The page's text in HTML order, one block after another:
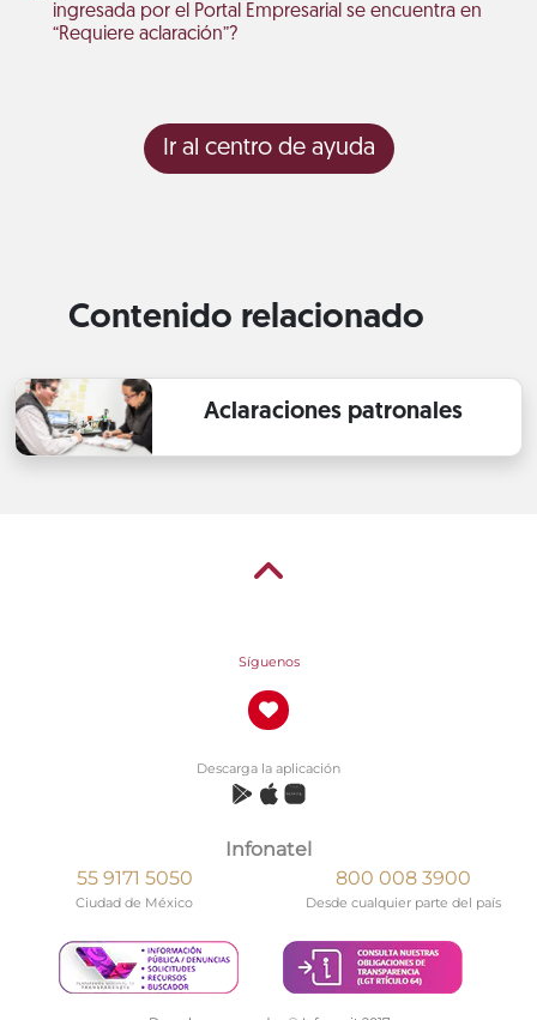
ingresada por el Portal Empresarial se encuentra en
“Requiere aclaración”?
Ir al centro de ayuda
Contenido relacionado
Aclaraciones patronales
Síguenos
Descarga la aplicación
Infonatel
55 9171 5050
Ciudad de México
800 008 3900
Desde cualquier parte del país